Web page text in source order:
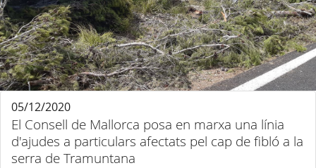
El Consell de Mallorca posa en marxa una línia
d'ajudes a particulars afectats pel cap de fibló a la
serra de Tramuntana
05/12/2020